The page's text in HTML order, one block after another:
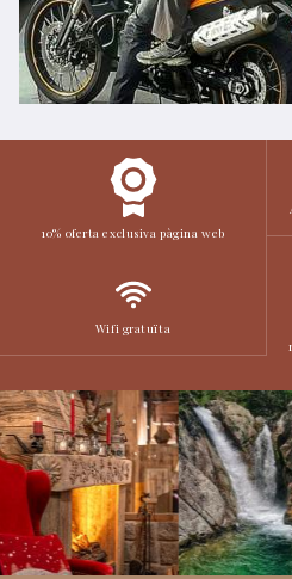
10% oferta exclusiva pàgina web
Wifi gratuïta